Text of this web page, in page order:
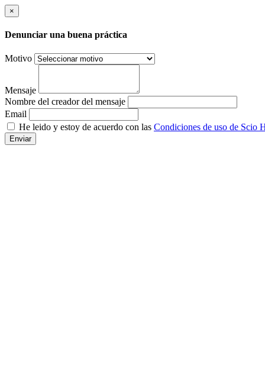
×
Denunciar una buena práctica
Motivo
Mensaje
Nombre del creador del mensaje
Email
He leido y estoy de acuerdo con las Condiciones de uso de Scio
Enviar